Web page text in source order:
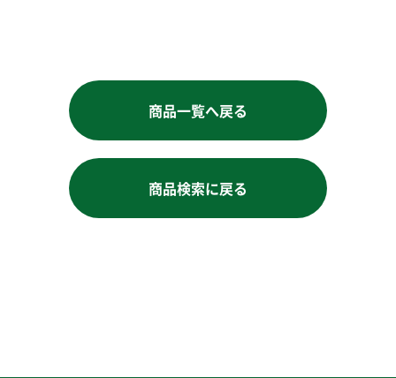
商品一覧へ戻る
商品検索に戻る